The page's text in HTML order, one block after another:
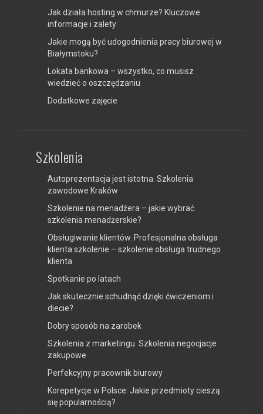
Jak działa hosting w chmurze? Kluczowe
informacje i zalety
Jakie mogą być udogodnienia pracy biurowej w
Białymstoku?
Lokata bankowa – wszystko, co musisz
wiedzieć o oszczędzaniu
Dodatkowe zajęcie
Szkolenia
Autoprezentacja jest istotna. Szkolenia
zawodowe Kraków
Szkolenie na menadżera – jakie wybrać
szkolenia menadżerskie?
Obsługiwanie klientów. Profesjonalna obsługa
klienta szkolenie – szkolenie obsługa trudnego
klienta
Spotkanie po latach
Jak skutecznie schudnąć dzięki ćwiczeniom i
diecie?
Dobry sposób na zarobek
Szkolenia z marketingu. Szkolenia negocjacje
zakupowe
Perfekcyjny pracownik biurowy
Korepetycje w Polsce: Jakie przedmioty cieszą
się popularnością?